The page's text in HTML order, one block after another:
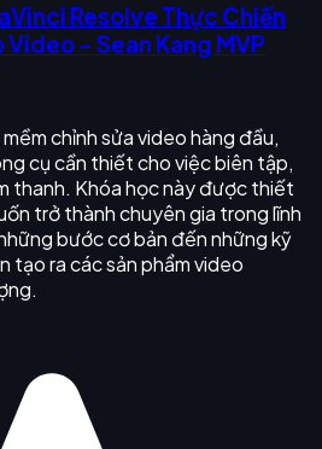
Resolve Thực Chiến
Video - Sean Kang MVP
chỉnh sửa video hàng đầu,
cụ cần thiết cho việc biên tập,
thanh. Khóa học này được thiết
trở thành chuyên gia trong lĩnh
bước cơ bản đến những kỹ
tạo ra các sản phẩm video